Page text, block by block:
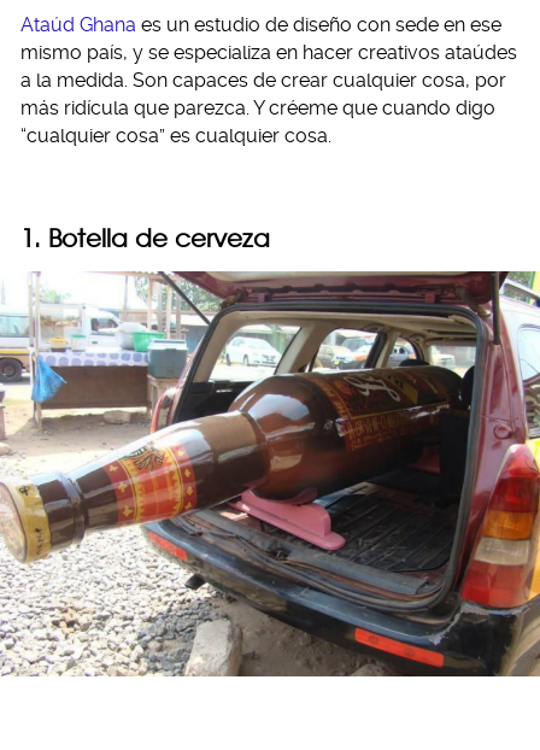
Ataúd Ghana es un estudio de diseño con sede en ese
mismo país, y se especializa en hacer creativos ataúdes
a la medida. Son capaces de crear cualquier cosa, por
más ridícula que parezca. Y créeme que cuando digo
“cualquier cosa” es cualquier cosa.
1. Botella de cerveza